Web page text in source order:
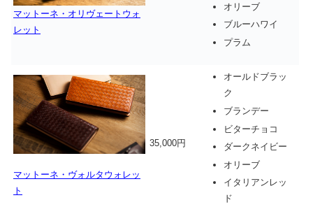
マットーネ・オリヴェートウォ
レット
オリーブ
ブルーハワイ
プラム
マットーネ・ヴォルタウォレッ
ト
35,000円
オールドブラッ
ク
ブランデー
ビターチョコ
ダークネイビー
オリーブ
イタリアンレッ
ド